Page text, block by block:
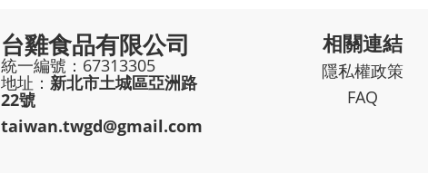
台雞食品有限公司
統一編號：67313305
地址： 新北市土城區亞洲路
22號
taiwan.twgd@gmail.com
相關連結
隱私權政策
FAQ